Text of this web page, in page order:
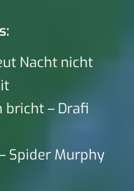
Nacht nicht
bricht – Drafi
Spider Murphy